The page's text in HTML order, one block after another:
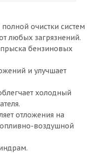
очистки систем
любых загрязнений.
бензиновых
и улучшает
холодный
отложения на
воздушной